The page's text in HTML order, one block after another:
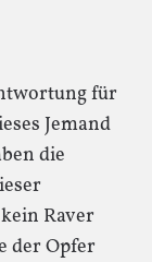
für
Jemand
die
Raver
der Opfer